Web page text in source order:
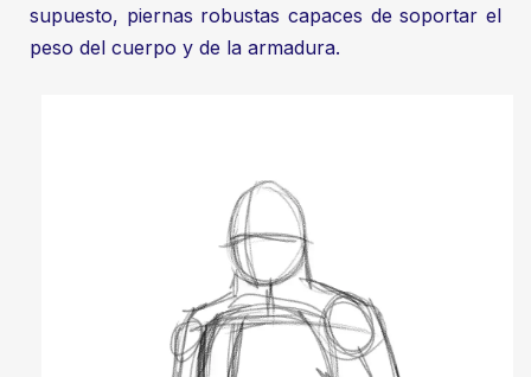
supuesto, piernas robustas capaces de soportar el
peso del cuerpo y de la armadura.